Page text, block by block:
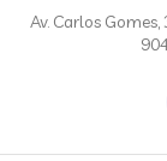
Av. Carlos